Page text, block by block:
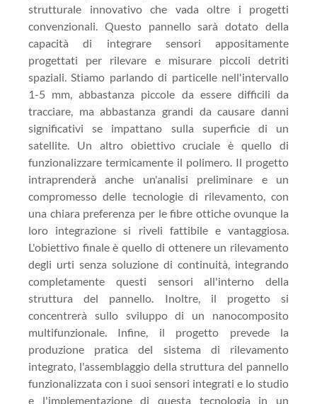
strutturale innovativo che vada oltre i progetti
convenzionali. Questo pannello sarà dotato della
capacità di integrare sensori appositamente
progettati per rilevare e misurare piccoli detriti
spaziali. Stiamo parlando di particelle nell'intervallo
1-5 mm, abbastanza piccole da essere difficili da
tracciare, ma abbastanza grandi da causare danni
significativi se impattano sulla superficie di un
satellite. Un altro obiettivo cruciale è quello di
funzionalizzare termicamente il polimero. Il progetto
intraprenderà anche un'analisi preliminare e un
compromesso delle tecnologie di rilevamento, con
una chiara preferenza per le fibre ottiche ovunque la
loro integrazione si riveli fattibile e vantaggiosa.
L'obiettivo finale è quello di ottenere un rilevamento
degli urti senza soluzione di continuità, integrando
completamente questi sensori all'interno della
struttura del pannello. Inoltre, il progetto si
concentrerà sullo sviluppo di un nanocomposito
multifunzionale. Infine, il progetto prevede la
produzione pratica del sistema di rilevamento
integrato, l'assemblaggio della struttura del pannello
funzionalizzata con i suoi sensori integrati e lo studio
e l'implementazione di questa tecnologia in un